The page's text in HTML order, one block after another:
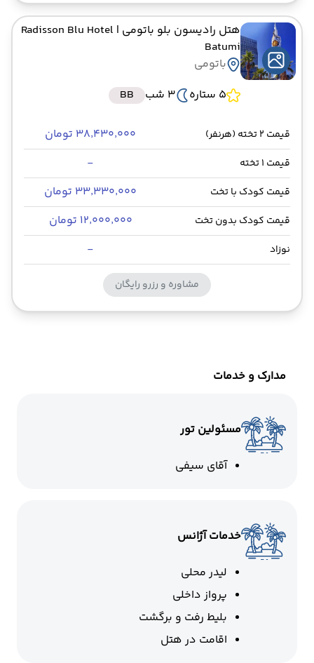
هتل رادیسون بلو باتومی | Radisson Blu Hotel
Batumi
باتومی
5 ستاره
3 شب BB
قیمت 2 تخته (هرنفر) ۳۸٬۴۳۰٬۰۰۰ تومان
قیمت 1 تخته -
قیمت کودک با تخت ۳۳٬۳۳۰٬۰۰۰ تومان
قیمت کودک بدون تخت ۱۲٬۰۰۰٬۰۰۰ تومان
نوزاد -
مشاوره و رزرو رایگان
مدارک و خدمات
مسئولین تور
آقای سیفی
خدمات آژانس
لیدر محلی
پرواز داخلی
بلیط رفت و برگشت
اقامت در هتل